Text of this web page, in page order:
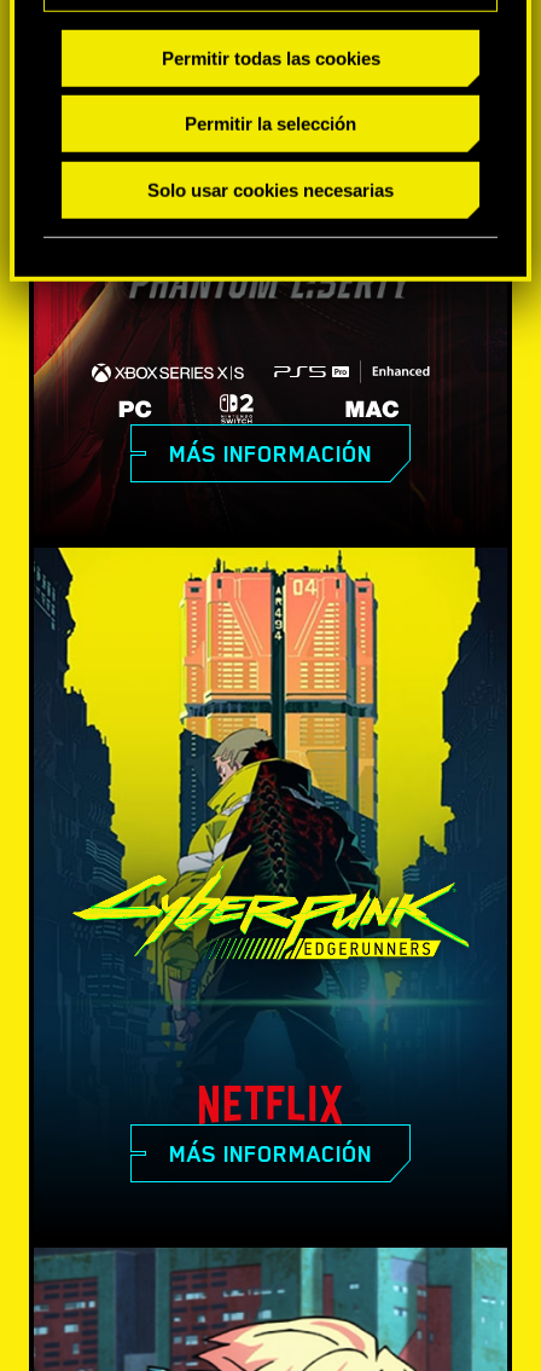
Permitir todas las cookies
Permitir la selección
Solo usar cookies necesarias
MÁS INFORMACIÓN
MÁS INFORMACIÓN